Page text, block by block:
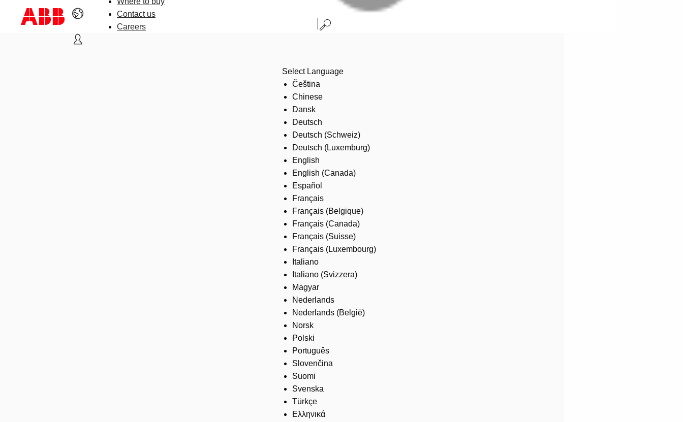
Contact us
Careers
Select Language
Čeština
Chinese
Dansk
Deutsch
Deutsch (Schweiz)
Deutsch (Luxemburg)
English
English (Canada)
Español
Français
Français (Belgique)
Français (Canada)
Français (Suisse)
Français (Luxembourg)
Italiano
Italiano (Svizzera)
Magyar
Nederlands
Nederlands (België)
Norsk
Polski
Português
Slovenčina
Suomi
Svenska
Türkçe
Ελληνικά